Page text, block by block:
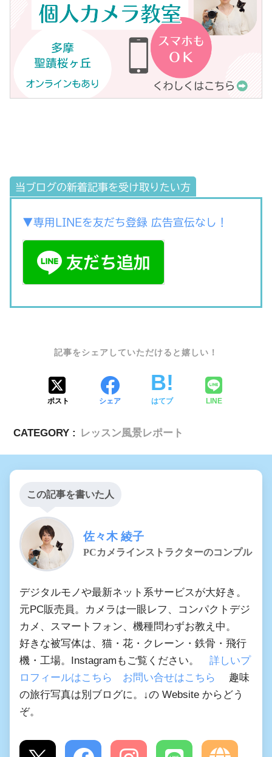
当ブログの新着記事を受け取りたい方
▼専用LINEを友だち登録 広告宣伝なし！
ポスト シェア はてブ LINE
CATEGORY : レッスン風景レポート
この記事を書いた人
佐々木 綾子
PCカメラインストラクターのコンプル
デジタルモノや最新ネット系サービスが大好き。
元PC販売員。カメラは一眼レフ、コンパクトデジ
カメ、スマートフォン、機種問わずお教え中。
好きな被写体は、猫・花・クレーン・鉄骨・飛行
機・工場。Instagramもご覧ください。 詳しいプ
ロフィールはこちら
お問い合せはこちら
趣味
の旅行写真は別ブログに。↓の Website からどう
ぞ。